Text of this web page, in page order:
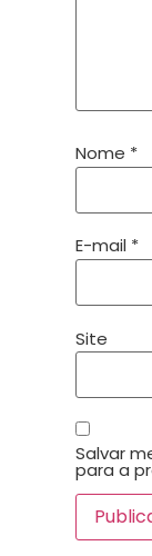
Nome *
E-mail *
Site
Salvar
para a